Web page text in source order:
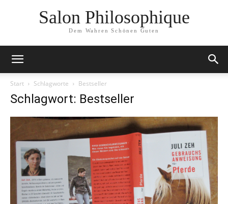
Salon Philosophique
Dem Wahren Schönen Guten
Start Schlagworte Bestseller
Schlagwort: Bestseller